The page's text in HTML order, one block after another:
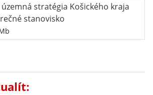
stratégia Košického kraja
stanovisko